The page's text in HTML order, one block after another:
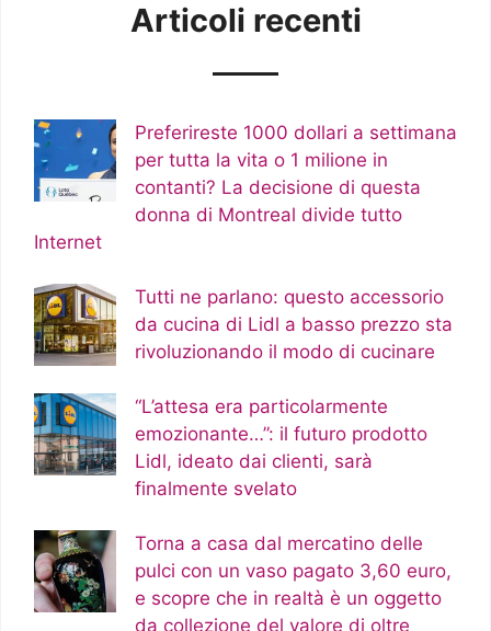
Articoli recenti
Preferireste 1000 dollari a settimana
per tutta la vita o 1 milione in
contanti? La decisione di questa
donna di Montreal divide tutto
Internet
Tutti ne parlano: questo accessorio
da cucina di Lidl a basso prezzo sta
rivoluzionando il modo di cucinare
“L’attesa era particolarmente
emozionante…”: il futuro prodotto
Lidl, ideato dai clienti, sarà
finalmente svelato
Torna a casa dal mercatino delle
pulci con un vaso pagato 3,60 euro,
e scopre che in realtà è un oggetto
da collezione del valore di oltre